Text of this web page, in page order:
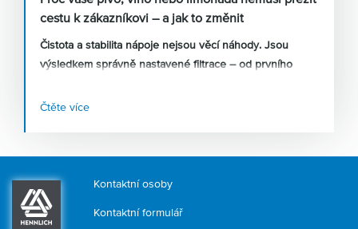
cestu k zákazníkovi – a jak to změnit
Čistota a stabilita nápoje nejsou věcí náhody. Jsou
výsledkem správně nastavené filtrace – od prvního
zabezpečení před plněním. Přesto se v praxi stále
reklamace.
Čtěte více
Kontaktní osoby
Kontaktní formulář